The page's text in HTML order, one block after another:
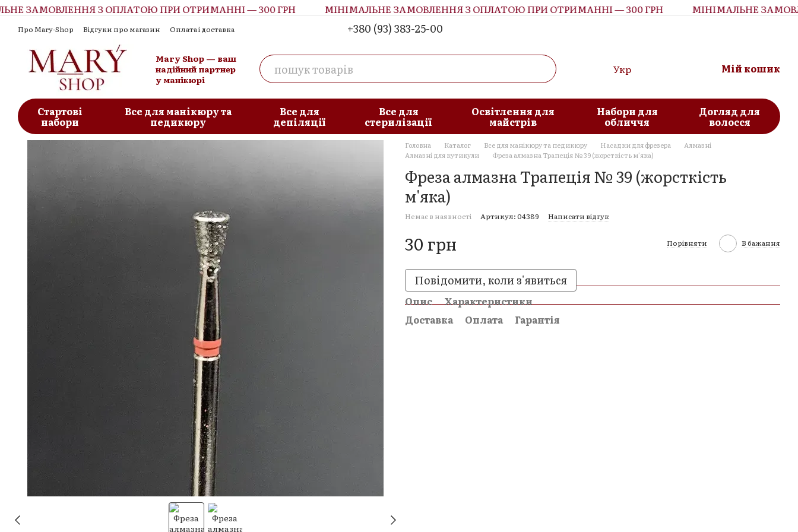
Перейти до основного контенту
ЗАМОВЛЕННЯ З ОПЛАТОЮ ПРИ ОТРИМАННІ — 300 ГРН МІНІМАЛЬНЕ ЗАМОВЛЕННЯ З ОПЛАТОЮ ПРИ ОТРИМАННІ — 300 ГРН МІНІМАЛЬНЕ
Про Mary-Shop Відгуки про магазин
Оплата і доставка
+380 (93) 383-25-00
Mary Shop — ваш
надійний партнер
у манікюрі
Укр Мій кошик
Стартові
набори
Все для манікюру та
педикюру
Все для
депіляції
Все для
стерилізації
Освітлення для
майстрів
Набори для
обличчя
Догляд для
волосся
Головна Каталог Все для манікюру та педикюру Насадки для фрезера
Алмазні
Алмазні для кутикули
Фреза алмазна Трапеція № 39 (жорсткість м'яка)
Фреза алмазна Трапеція № 39 (жорсткість
м'яка)
Немає в наявності Артикул: 04389 Написати відгук
30 грн Порівняти В бажання
Повідомити, коли з'явиться
Опис
Характеристики
Доставка
Оплата Гарантія